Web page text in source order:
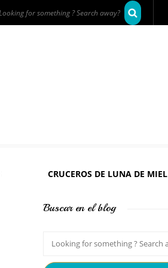
CRUCEROS DE LUNA DE MIEL
Buscar en el blog